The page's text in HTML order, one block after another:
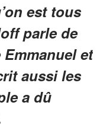
est tous
parle de
Emmanuel et
aussi les
a dû